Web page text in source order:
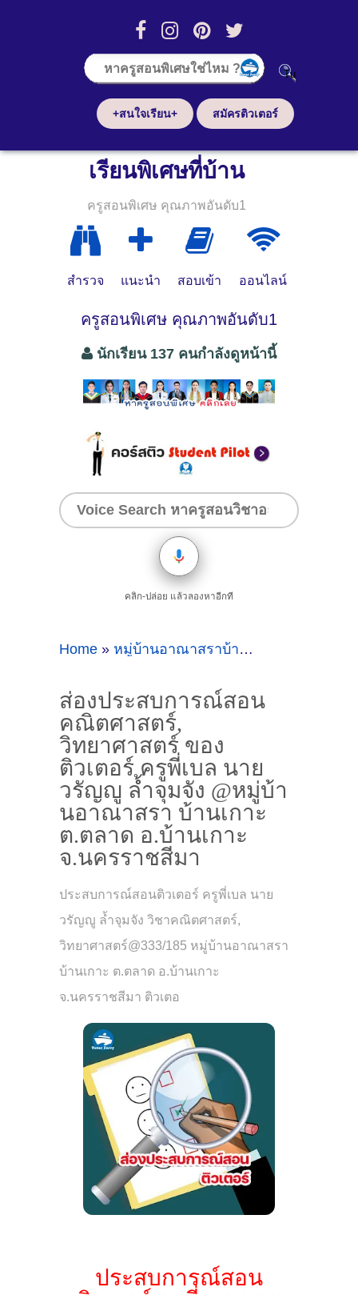
+สนใจเรียน+ สมัครติวเตอร์
เรียนพิเศษที่บ้าน
ครูสอนพิเศษ คุณภาพอันดับ1
สำรวจ แนะนำ สอบเข้า ออนไลน์
ครูสอนพิเศษ คุณภาพอันดับ1
นักเรียน 137 คนกำลังดูหน้านี้
คลิก-ปล่อย แล้วลองหาอีกที
Home » หมู่บ้านอาณาสราบ้านเกาะ
ส่องประสบการณ์สอน
คณิตศาสตร์,
วิทยาศาสตร์ ของ
ติวเตอร์ ครูพี่เบล นาย
วรัญญู ล้ำจุมจัง @หมู่บ้า
นอาณาสรา บ้านเกาะ
ต.ตลาด อ.บ้านเกาะ
จ.นครราชสีมา
ประสบการณ์สอนติวเตอร์ ครูพี่เบล นาย
วรัญญู ล้ำจุมจัง วิชาคณิตศาสตร์,
วิทยาศาสตร์@333/185 หมู่บ้านอาณาสรา
บ้านเกาะ ต.ตลาด อ.บ้านเกาะ
จ.นครราชสีมา ติวเตอ
ประสบการณ์สอน